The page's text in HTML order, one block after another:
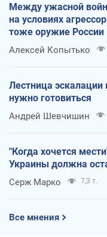
Между ужасной
на условиях
тоже оружие России
Алексей Копытько
Лестница
нужно готовиться
Андрей Шевчишин
"Когда хочется
Украины должна
Серж Марко 7,3 т.
Все мнения